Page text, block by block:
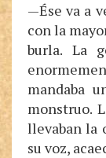
—Ése va a
con la
burla. La
mandaba
monstruo.
llevaban la
su voz,